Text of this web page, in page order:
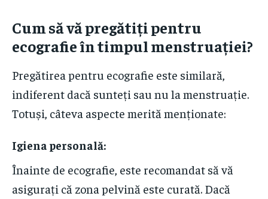
Cum să vă pregătiți pentru
ecografie în timpul menstruației?
Pregătirea pentru ecografie este similară,
indiferent dacă sunteți sau nu la menstruație.
Totuși, câteva aspecte merită menționate:
Igiena personală:
Înainte de ecografie, este recomandat să vă
asigurați că zona pelvină este curată. Dacă